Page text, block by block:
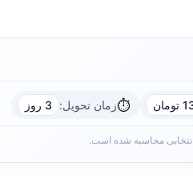
⏱️زمان تحویل: 3 روز
محاسبه شده است.